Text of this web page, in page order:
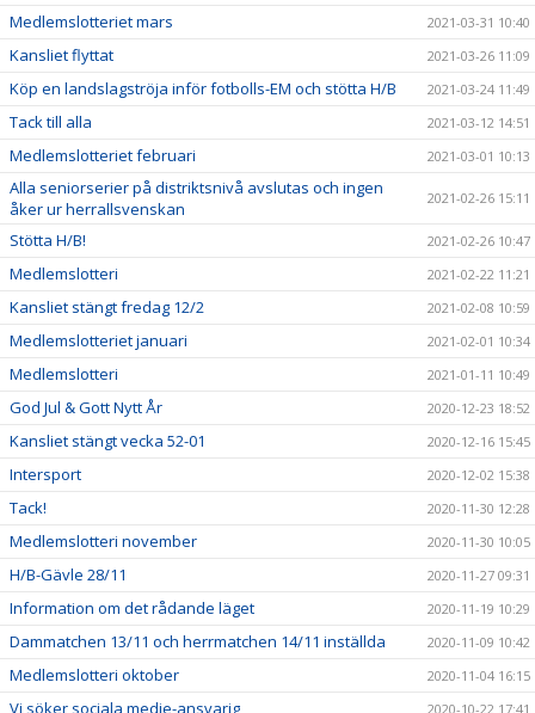
Medlemslotteriet mars 2021-03-31 10:40
Kansliet flyttat 2021-03-26 11:09
Köp en landslagströja inför fotbolls-EM och stötta H/B 2021-03-24 11:49
Tack till alla 2021-03-12 14:51
Medlemslotteriet februari 2021-03-01 10:13
Alla seniorserier på distriktsnivå avslutas och ingen
åker ur herrallsvenskan
2021-02-26 15:11
Stötta H/B! 2021-02-26 10:47
Medlemslotteri 2021-02-22 11:21
Kansliet stängt fredag 12/2 2021-02-08 10:59
Medlemslotteriet januari 2021-02-01 10:34
Medlemslotteri 2021-01-11 10:49
God Jul & Gott Nytt År 2020-12-23 18:52
Kansliet stängt vecka 52-01 2020-12-16 15:45
Intersport 2020-12-02 15:38
Tack! 2020-11-30 12:28
Medlemslotteri november 2020-11-30 10:05
H/B-Gävle 28/11 2020-11-27 09:31
Information om det rådande läget 2020-11-19 10:29
Dammatchen 13/11 och herrmatchen 14/11 inställda 2020-11-09 10:42
Medlemslotteri oktober 2020-11-04 16:15
Vi söker sociala medie-ansvarig 2020-10-22 17:41